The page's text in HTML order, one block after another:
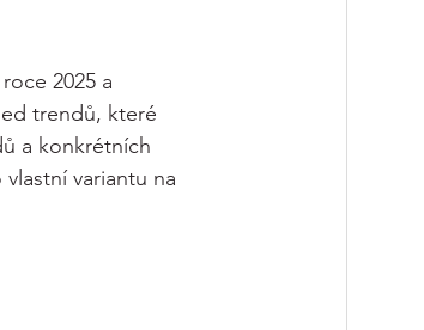
2025 a
trendů, které
a konkrétních
variantu na